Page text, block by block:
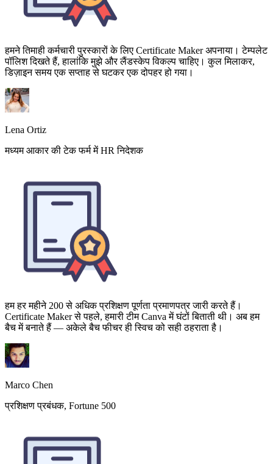
Lena Ortiz
मध्यम आकार की टेक फर्म में HR निदेशक
हम हर महीने 200 से अधिक प्रशिक्षण पूर्णता प्रमाणपत्र जारी करते हैं।
Certificate Maker से पहले, हमारी टीम Canva में घंटों बिताती थी। अब हम
बैच में बनाते हैं — अकेले बैच फीचर ही स्विच को सही ठहराता है।
Marco Chen
प्रशिक्षण प्रबंधक, Fortune 500